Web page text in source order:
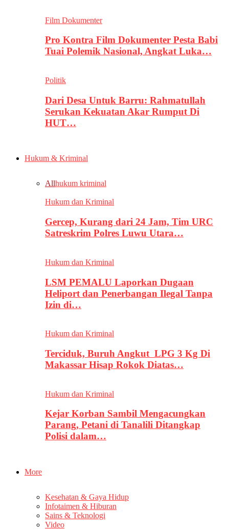
Film Dokumenter
Pro Kontra Film Dokumenter Pesta Babi
Tuai Polemik Nasional, Angkat Luka…
Politik
Dari Desa Untuk Barru: Rahmatullah
Serukan Kekuatan Akar Rumput Di
HUT…
Hukum & Kriminal
Allhukum kriminal
Hukum dan Kriminal
Gercep, Kurang dari 24 Jam, Tim URC
Satreskrim Polres Luwu Utara…
Hukum dan Kriminal
LSM PEMALU Laporkan Dugaan
Heliport dan Penerbangan Ilegal Tanpa
Izin di…
Hukum dan Kriminal
Terciduk, Buruh Angkut LPG 3 Kg Di
Makassar Hisap Rokok Diatas…
Hukum dan Kriminal
Kejar Korban Sambil Mengacungkan
Parang, Petani di Tanalili Ditangkap
Polisi dalam…
More
Kesehatan & Gaya Hidup
Infotaimen & Hiburan
Sains & Teknologi
Video